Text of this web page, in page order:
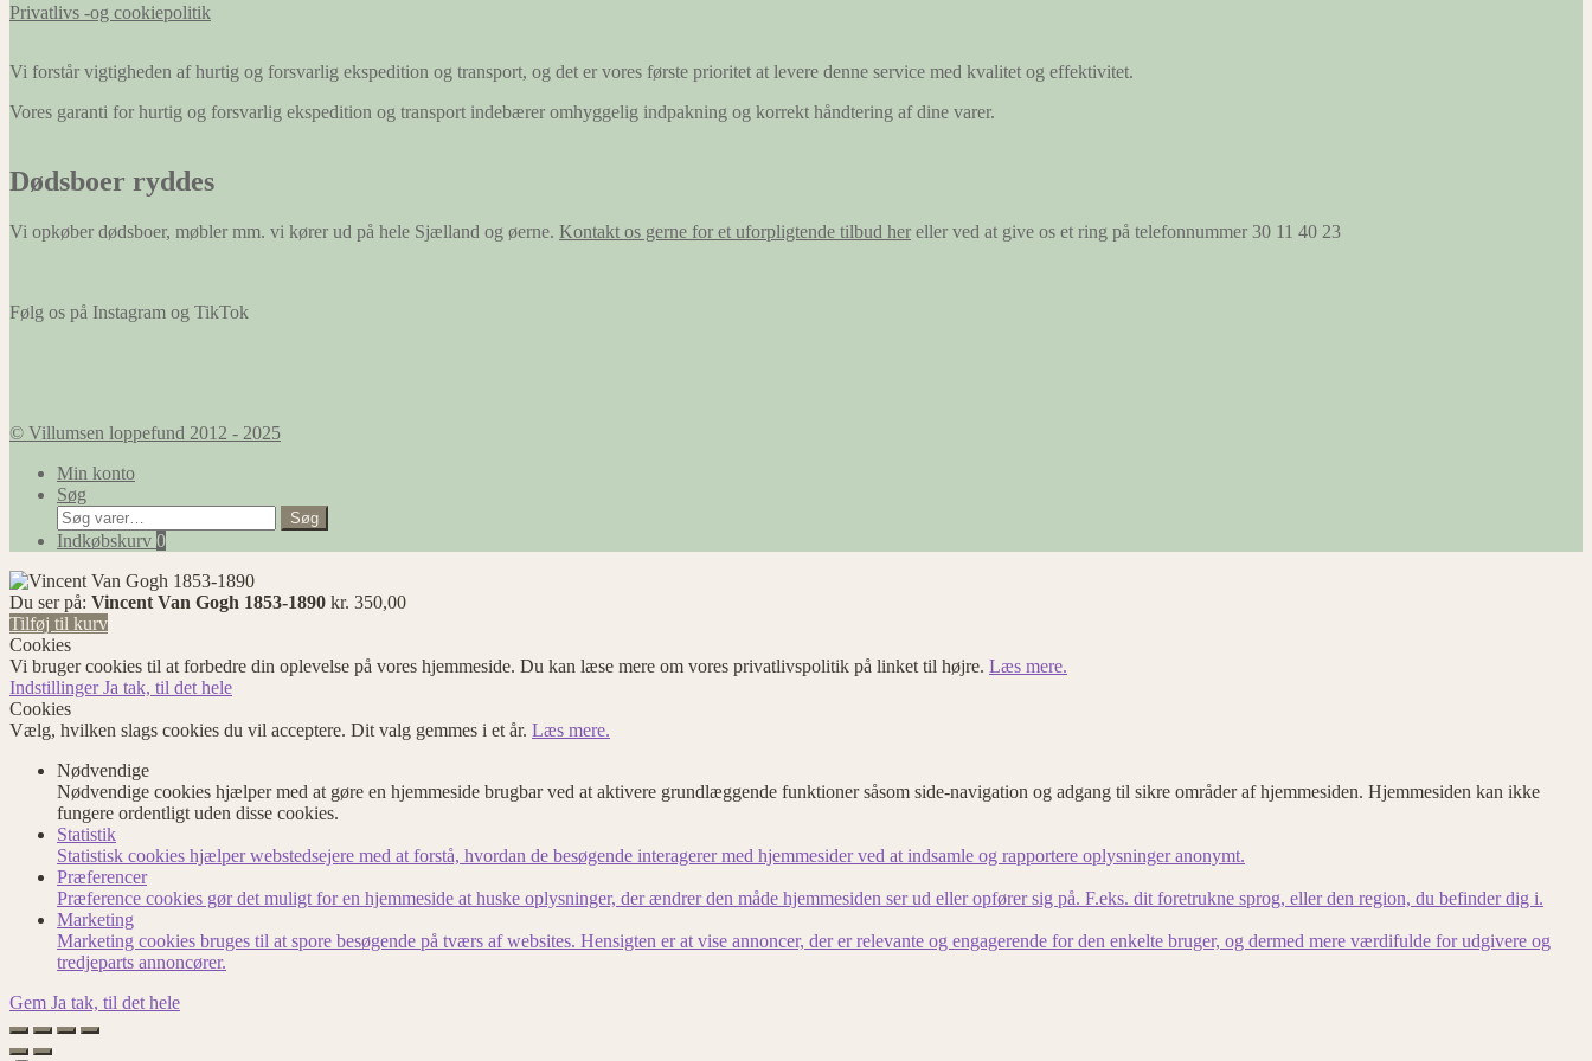
Privatlivs -og cookiepolitik
Vi forstår vigtigheden af hurtig og forsvarlig ekspedition og transport, og det er vores første prioritet at levere denne service med kvalitet og effektivitet.
Vores garanti for hurtig og forsvarlig ekspedition og transport indebærer omhyggelig indpakning og korrekt håndtering af dine varer.
Dødsboer ryddes
Vi opkøber dødsboer, møbler mm. vi kører ud på hele Sjælland og øerne. Kontakt os gerne for et uforpligtende tilbud her eller ved at give os et ring på telefonnummer 30 11 40 23
Følg os på Instagram og TikTok
© Villumsen loppefund 2012 - 2025
Min konto
Søg
Søg
efter:
Søg
Indkøbskurv 0
Du ser på: Vincent Van Gogh 1853-1890 kr. 350,00
Tilføj til kurv
Cookies
Vi bruger cookies til at forbedre din oplevelse på vores hjemmeside. Du kan læse mere om vores privatlivspolitik på linket til højre. Læs mere.
IndstillingerJa tak, til det hele
Cookies
Vælg, hvilken slags cookies du vil acceptere. Dit valg gemmes i et år. Læs mere.
Nødvendige
Nødvendige cookies hjælper med at gøre en hjemmeside brugbar ved at aktivere grundlæggende funktioner såsom side-navigation og adgang til sikre områder af hjemmesiden. Hjemmesiden kan ikke
fungere ordentligt uden disse cookies.
Statistik
Statistisk cookies hjælper webstedsejere med at forstå, hvordan de besøgende interagerer med hjemmesider ved at indsamle og rapportere oplysninger anonymt.
Præferencer
Præference cookies gør det muligt for en hjemmeside at huske oplysninger, der ændrer den måde hjemmesiden ser ud eller opfører sig på. F.eks. dit foretrukne sprog, eller den region, du befinder dig i.
Marketing
Marketing cookies bruges til at spore besøgende på tværs af websites. Hensigten er at vise annoncer, der er relevante og engagerende for den enkelte bruger, og dermed mere værdifulde for udgivere og
tredjeparts annoncører.
Gem Ja tak, til det hele